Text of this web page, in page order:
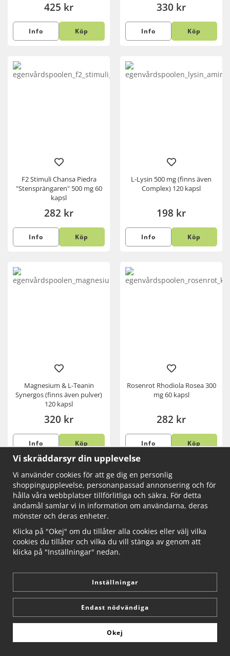
425 kr
Info Köp
330 kr
Info Köp
F2 Stimuli Chansa Piedra
"Stensprängaren" 500 mg 60
kapsl
282 kr
Info Köp
L-Lysin 500 mg (finns även
Complex) 120 kapsl
198 kr
Info Köp
Magnesium & L-Teanin
Synergos (finns även pulver)
120 kapsl
320 kr
Info Köp
Rosenrot Rhodiola Rosea 300
mg 60 kapsl
282 kr
Info Köp
Metionin Complex Synergos
60 kapsl
Multi Enzym Complex
Synergos Bredspektrum
(matsmältningsenzymer) 90
kapsl
Vi skräddarsyr din upplevelse
Vi använder cookies för att ge dig en personlig
shoppingupplevelse, personanpassad annonsering och för
hålla våra webbplatser tillförlitliga och säkra. För detta
ändamål samlar vi in information om användarna, deras
mönster och deras enheter.
Klicka på "Okej" om du tillåter alla cookies eller välj vilka
cookies du tillåter och vilka du vill stänga av genom att
klicka på "Inställningar" nedan.
Inställningar
Endast nödvändiga
Okej